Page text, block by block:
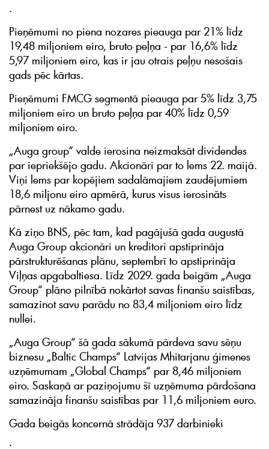
.
Pieņēmumi no piena nozares pieauga par 21% līdz
19,48 miljoniem eiro, bruto peļņa - par 16,6% līdz
5,97 miljoniem eiro, kas ir jau otrais peļņu nesošais
gads pēc kārtas.
Pieņēmumi FMCG segmentā pieauga par 5% līdz 3,75
miljoniem eiro un bruto peļņa par 40% līdz 0,59
miljoniem eiro.
„Auga group“ valde ierosina neizmaksāt dividendes
par iepriekšējo gadu. Akcionāri par to lems 22. maijā.
Viņi lems par kopējiem sadalāmajiem zaudējumiem
18,6 miljonu eiro apmērā, kurus visus ierosināts
pārnest uz nākamo gadu.
Kā ziņo BNS, pēc tam, kad pagājušā gada augustā
Auga Group akcionāri un kreditori apstiprināja
pārstrukturēšanas plānu, septembrī to apstiprināja
Viļņas apgabaltiesa. Līdz 2029. gada beigām „Auga
Group“ plāno pilnībā nokārtot savas finanšu saistības,
samazinot savu parādu no 83,4 miljoniem eiro līdz
nullei.
„Auga Group“ šā gada sākumā pārdeva savu sēņu
biznesu „Baltic Champs“ Latvijas Mhitarjanu ģimenes
uzņēmumam „Global Champs“ par 8,46 miljoniem
eiro. Saskaņā ar paziņojumu šī uzņēmuma pārdošana
samazināja finanšu saistības par 11,6 miljoniem euro.
Gada beigās koncernā strādāja 937 darbinieki
.